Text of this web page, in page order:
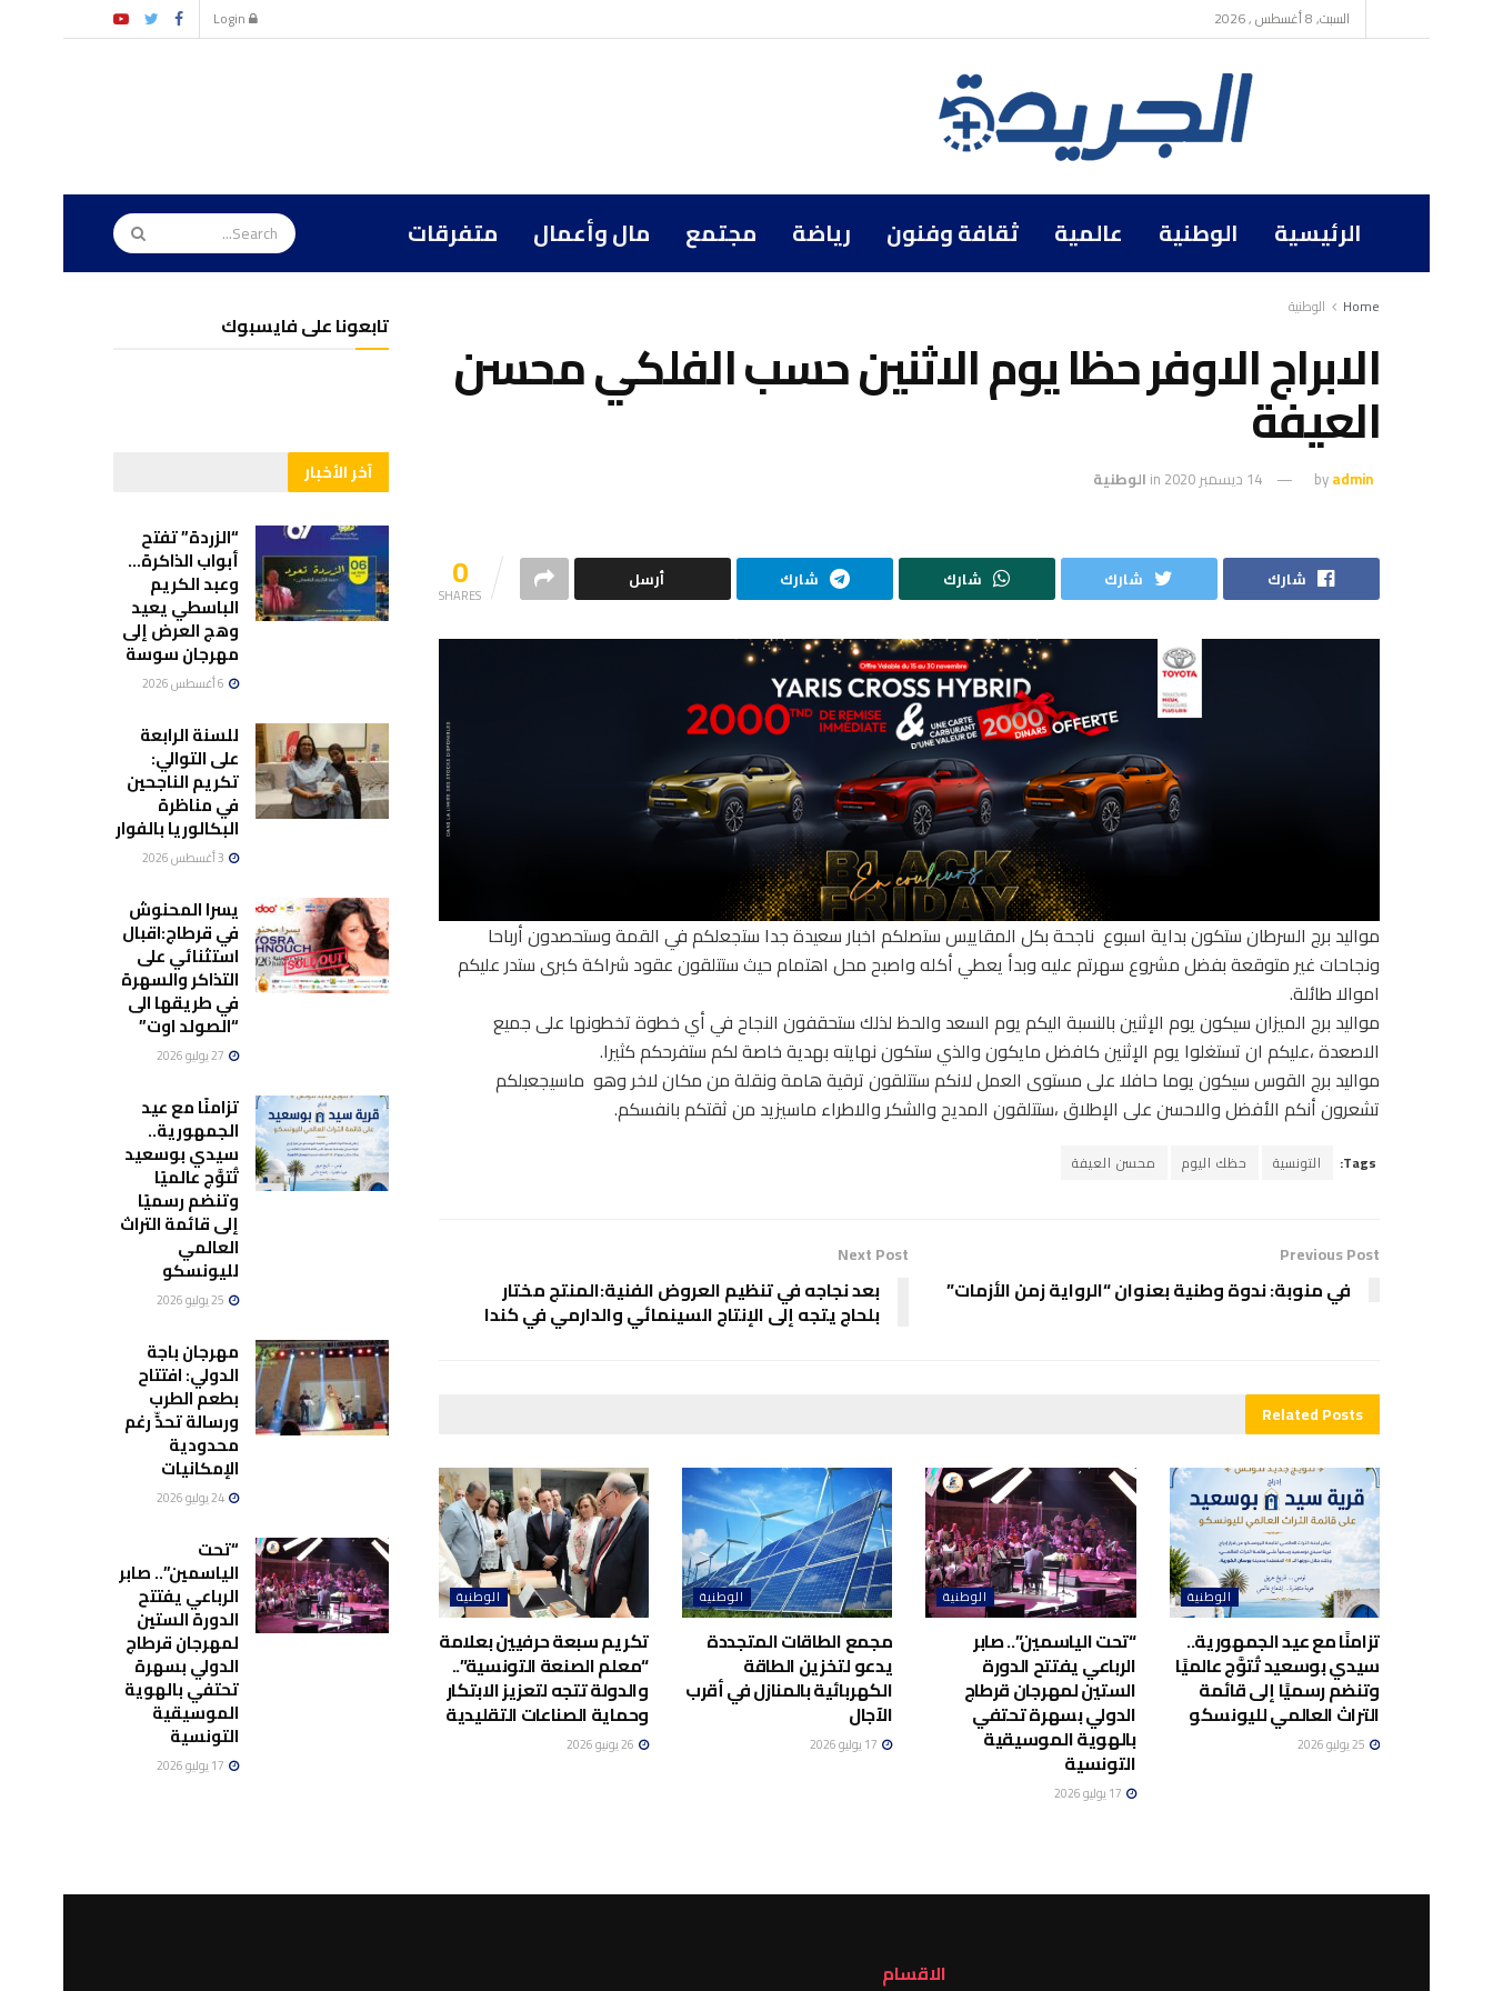
السبت, 8 أغسطس , 2026
الرئيسية الوطنية عالمية ثقافة وفنون رياضة مجتمع مال وأعمال متفرقات
Home الوطنية
الابراج الاوفر حظا يوم الاثنين حسب الفلكي محسن
العيفة
byadmin 14 ديسمبر 2020 in الوطنية
0
SHARES
شارك شارك شارك شارك أرسل
مواليد برج السرطان ستكون بداية اسبوع ناجحة بكل المقاييس ستصلكم اخبار سعيدة جدا ستجعلكم في القمة وستحصدون أرباحا
ونجاحات غير متوقعة بفضل مشروع سهرتم عليه وبدأ يعطي أكله واصبح محل اهتمام حيث ستتلقون عقود شراكة كبرى ستدر عليكم
اموالا طائلة.
مواليد برج الميزان سيكون يوم الإثنين بالنسبة اليكم يوم السعد والحظ لذلك ستحقفون النجاح في أي خطوة تخطونها على جميع
الاصعدة ،عليكم ان تستغلوا يوم الإثنين كافضل مايكون والذي ستكون نهايته بهدية خاصة لكم ستفرحكم كثيرا.
مواليد برج القوس سيكون يوما حافلا على مستوى العمل لانكم ستتلقون ترقية هامة ونقلة من مكان لاخر وهو ماسيجعبلكم
تشعرون أنكم الأفضل والاحسن على الإطلاق ،ستتلقون المديح والشكر والاطراء ماسيزيد من ثقتكم بانفسكم.
Tags: التونسية حظك اليوم محسن العيفة
Previous Post
في منوبة: ندوة وطنية بعنوان “الرواية زمن الأزمات”
Next Post
بعد نجاجه في تنظيم العروض الفنية:المنتج مختار
بلحاج يتجه إلى الإنتاج السينمائي والدارمي في كندا
RelatedPosts
الوطنية
تزامنًا مع عيد الجمهورية..
سيدي بوسعيد تُتوَّج عالميًا
وتنضم رسميًا إلى قائمة
التراث العالمي لليونسكو
الوطنية
“تحت الياسمين”.. صابر
الرباعي يفتتح الدورة
الستين لمهرجان قرطاج
الدولي بسهرة تحتفي
بالهوية الموسيقية
التونسية
الوطنية
مجمع الطاقات المتجددة
يدعو لتخزين الطاقة
الكهربائية بالمنازل في أقرب
الآجال
الوطنية
تكريم سبعة حرفيين بعلامة
“معلم الصنعة التونسية”..
والدولة تتجه لتعزيز الابتكار
وحماية الصناعات التقليدية
تابعونا على فايسبوك
آخر الأخبار
“الزردة” تفتح
أبواب الذاكرة…
وعبد الكريم
الباسطي يعيد
وهج العرض إلى
مهرجان سوسة
للسنة الرابعة
على التوالي:
تكريم الناجحين
في مناظرة
البكالوريا بالفوار
يسرا المحنوش
في قرطاج:اقبال
استثنائي على
التذاكر والسهرة
في طريقها الى
“الصولد اوت”
تزامنًا مع عيد
الجمهورية..
سيدي بوسعيد
تُتوَّج عالميًا
وتنضم رسميًا
إلى قائمة التراث
العالمي
لليونسكو
مهرجان باجة
الدولي: افتتاح
بطعم الطرب
ورسالة تحدٍّ رغم
محدودية
الإمكانيات
24 يوليو 2026
“تحت
الياسمين”.. صابر
الرباعي يفتتح
الدورة الستين
لمهرجان قرطاج
الدولي بسهرة
تحتفي بالهوية
الموسيقية
التونسية
الاقسام